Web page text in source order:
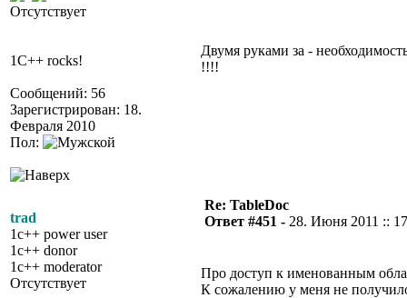
Отсутствует
1C++ rocks!
Сообщений: 56
Зарегистрирован: 18.
Февраля 2010
Пол:
Двумя руками за -
!!!!
trad
1c++ power user
1c++ donor
1c++ moderator
Отсутствует
Re: TableDoc
Ответ #451 - 28. Июня 2011 ::
Про доступ к именованным
К сожалению у меня не